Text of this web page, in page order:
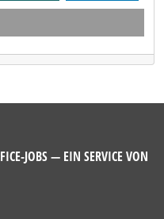
JOBS — EIN SERVICE VON